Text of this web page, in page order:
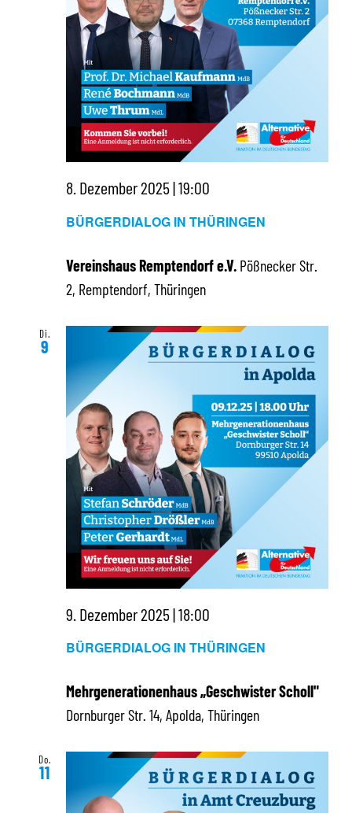
BÜRGERDIALOG IN THÜRINGEN
8. Dezember 2025 | 19:00
Vereinshaus Remptendorf e.V. Pößnecker Str.
2, Remptendorf, Thüringen
Di.
9
BÜRGERDIALOG IN THÜRINGEN
9. Dezember 2025 | 18:00
Mehrgenerationenhaus „Geschwister Scholl"
Dornburger Str. 14, Apolda, Thüringen
Do.
11